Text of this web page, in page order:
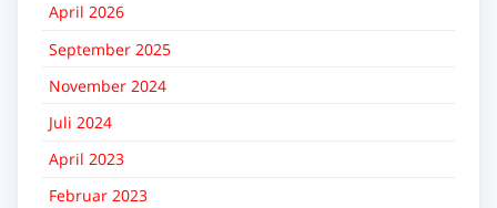
April 2026
September 2025
November 2024
Juli 2024
April 2023
Februar 2023